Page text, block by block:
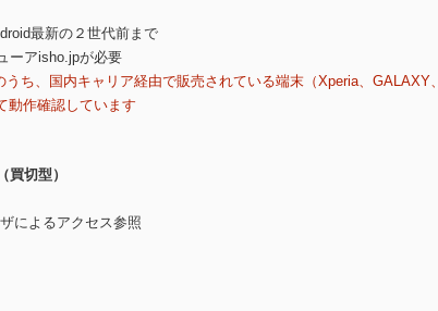
最新の２世代前まで
ーアisho.jpが必要
ち、国内キャリア経由で販売されている端末（Xperia、GALAXY、
動作確認しています
買切型）
によるアクセス参照